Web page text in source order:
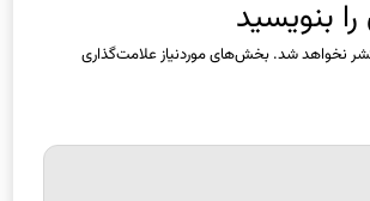
نخواهد شد.بخش‌های موردنیاز علامت‌گذاری